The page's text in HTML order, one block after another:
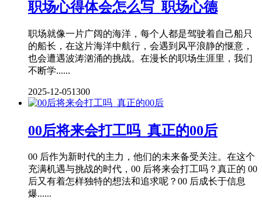
职场心得体会怎么写_职场心德
职场就像一片广阔的海洋，每个人都是驾驶着自己船只
的船长，在这片海洋中航行，会遇到风平浪静的惬意，
也会遭遇波涛汹涌的挑战。在漫长的职场生涯里，我们
不断学......
2025-12-051300
00后将来会打工吗_真正的00后
00 后作为新时代的主力，他们的未来备受关注。在这个
充满机遇与挑战的时代，00 后将来会打工吗？真正的 00
后又有着怎样独特的想法和追求呢？00 后成长于信息
爆......